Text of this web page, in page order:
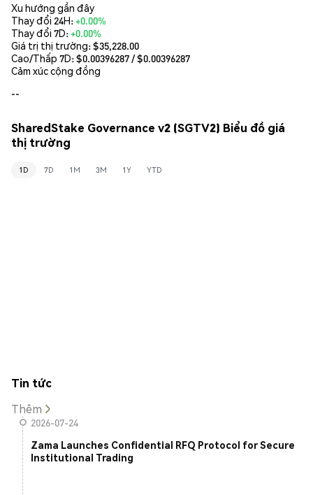
Xu hướng gần đây
Thay đổi 24H:+0.00%
Thay đổi 7D:+0.00%
Giá trị thị trường:$35,228.00
Cao/Thấp 7D: $0.00396287/ $0.00396287
Cảm xúc cộng đồng
--
SharedStake Governance v2 (SGTV2) Biểu đồ giá
thị trường
1D 7D 1M 3M 1Y YTD
Tin tức
Thêm
2026-07-24
Zama Launches Confidential RFQ Protocol for Secure
Institutional Trading